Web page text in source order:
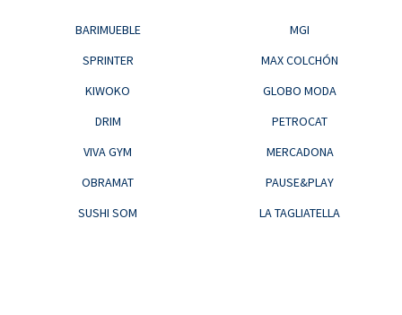
BARIMUEBLE
MGI
SPRINTER
MAX COLCHÓN
KIWOKO
GLOBO MODA
DRIM
PETROCAT
VIVA GYM
MERCADONA
OBRAMAT
PAUSE&PLAY
SUSHI SOM
LA TAGLIATELLA